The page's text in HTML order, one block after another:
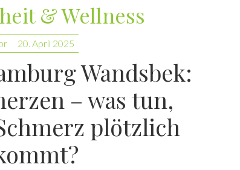
& Wellness
20. April 2025
Wandsbek:
– was tun,
plötzlich